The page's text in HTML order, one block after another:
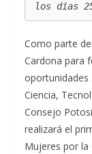
los días
Como parte
Cardona para
oportunidades
Ciencia,
Consejo
realizará el
Mujeres por la